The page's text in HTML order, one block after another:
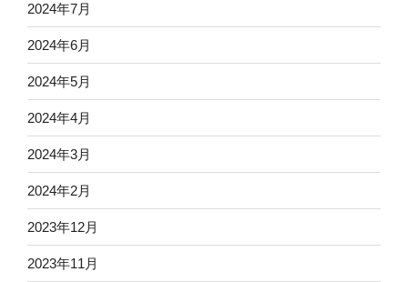
2024年7月
2024年6月
2024年5月
2024年4月
2024年3月
2024年2月
2023年12月
2023年11月